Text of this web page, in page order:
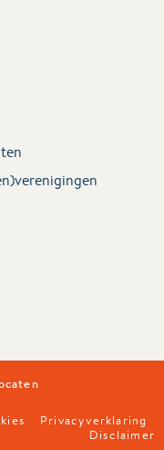
Privacyverklaring
Disclaimer